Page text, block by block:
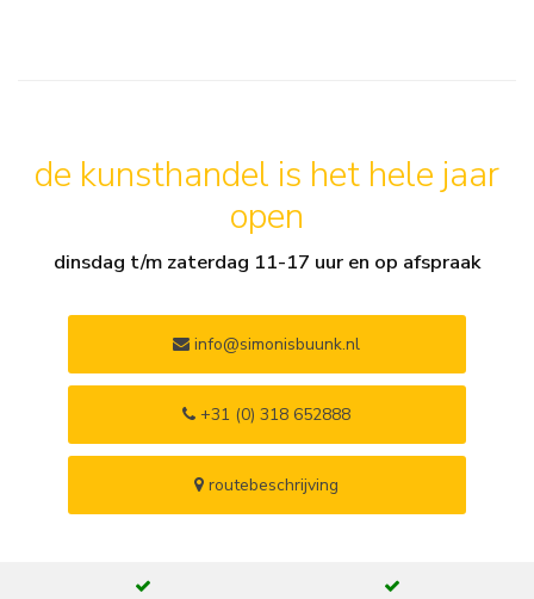
de kunsthandel is het hele jaar
open
dinsdag t/m zaterdag 11-17 uur en op afspraak
info@simonisbuunk.nl
+31 (0) 318 652888
routebeschrijving